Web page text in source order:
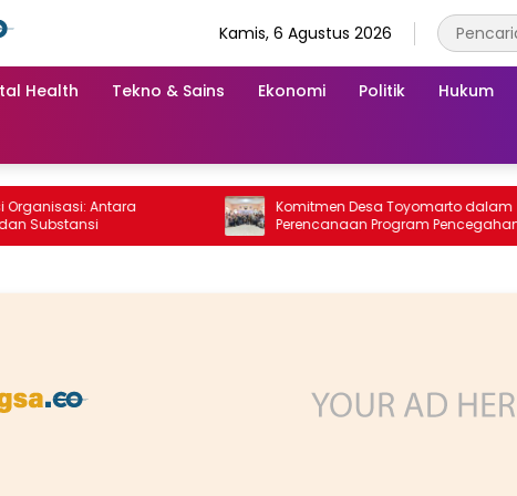
Kamis, 6 Agustus 2026
Health Tekno & Sains Ekonomi Politik Hukum
Antara
Komitmen Desa Toyomarto dalam
Perencanaan Program Pencegahan
Stunting melalui ‎Rembuk Stunting Desa